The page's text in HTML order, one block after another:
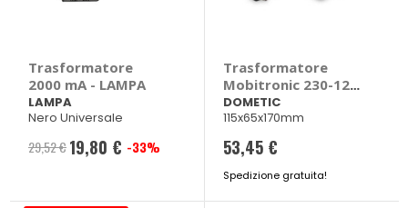
Trasformatore
2000 mA - LAMPA
LAMPA
Nero Universale
29,52 € Prezzo
19,80 € -33%
Trasformatore
Mobitronic 230-12 -
DOMETIC
DOMETIC
115x65x170mm
53,45 €
Spedizione gratuita!